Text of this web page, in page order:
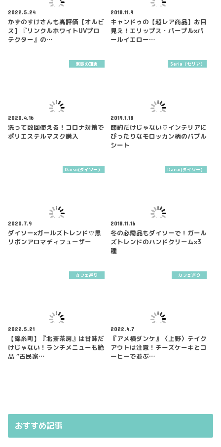
2022.5.24
かずのすけさんも高評価【オルビ
ス】『リンクルホワイトUVプロ
テクター』の…
2018.11.9
キャンドゥの【超レア商品】お目
見え！エリップス・パープル×パ
ールイエロー…
家事の知恵
2020.4.16
洗って数回使える！コロナ対策で
ポリエステルマスク購入
Seria（セリア）
2019.1.18
節約だけじゃない♡インテリアに
ぴったりなモロッカン柄のバブル
シート
Daiso(ダイソー）
2020.7.9
ダイソー×ガールズトレンド♡黒
リボンアロマディフューザー
Daiso(ダイソー）
2018.11.16
冬の必需品もダイソーで！ガール
ズトレンドのハンドクリーム×3
種
カフェ巡り
2022.5.21
【錦糸町】『北斎茶房』は甘味だ
けじゃない！ランチメニューも絶
品 “古民家…
カフェ巡り
2022.4.7
『アメ横ダンケ』〈上野〉テイク
アウトは注意！チーズケーキとコ
ーヒーで並ぶ…
おすすめ記事